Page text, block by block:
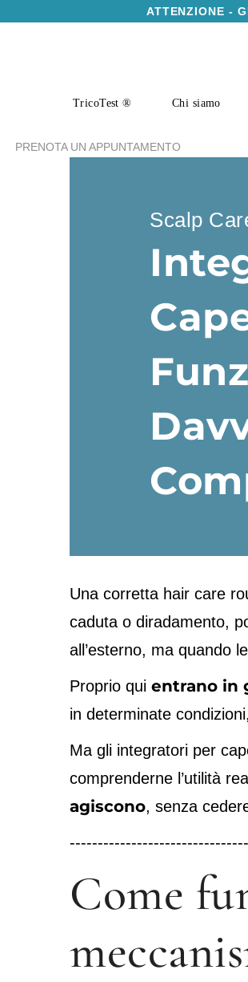
ATTENZIONE -
TricoTest ® Chi siamo
PRENOTA UN APPUNTAMENTO
Scalp
Una corretta hair care
caduta o diradamento,
all’esterno, ma quando
Proprio qui entrano in
in determinate
Ma gli integratori per
comprenderne l’utilità
agiscono, senza
Come